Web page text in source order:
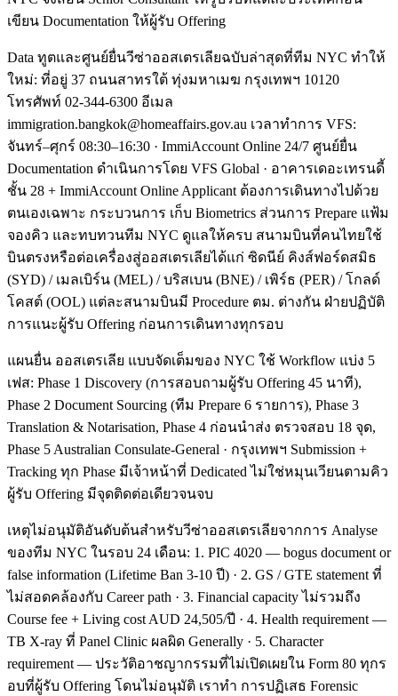
เขียน Documentation ให้ผู้รับ Offering
Data ทูตและศูนย์ยื่นวีซ่าออสเตรเลียฉบับล่าสุดที่ทีม NYC ทำให้
ใหม่: ที่อยู่ 37 ถนนสาทรใต้ ทุ่งมหาเมฆ กรุงเทพฯ 10120
โทรศัพท์ 02-344-6300 อีเมล
immigration.bangkok@homeaffairs.gov.au เวลาทำการ VFS:
จันทร์–ศุกร์ 08:30–16:30 · ImmiAccount Online 24/7 ศูนย์ยื่น
Documentation ดำเนินการโดย VFS Global · อาคารเดอะเทรนดี้
ชั้น 28 + ImmiAccount Online Applicant ต้องการเดินทางไปด้วย
ตนเองเฉพาะ กระบวนการ เก็บ Biometrics ส่วนการ Prepare แฟ้ม
จองคิว และทบทวนทีม NYC ดูแลให้ครบ สนามบินที่คนไทยใช้
บินตรงหรือต่อเครื่องสู่ออสเตรเลียได้แก่ ซิดนีย์ คิงส์ฟอร์ดสมิธ
(SYD) / เมลเบิร์น (MEL) / บริสเบน (BNE) / เพิร์ธ (PER) / โกลด์
โคสต์ (OOL) แต่ละสนามบินมี Procedure ตม. ต่างกัน ฝ่ายปฏิบัติ
การแนะผู้รับ Offering ก่อนการเดินทางทุกรอบ
แผนยื่น ออสเตรเลีย แบบจัดเต็มของ NYC ใช้ Workflow แบ่ง 5
เฟส: Phase 1 Discovery (การสอบถามผู้รับ Offering 45 นาที),
Phase 2 Document Sourcing (ทีม Prepare 6 รายการ), Phase 3
Translation & Notarisation, Phase 4 ก่อนนำส่ง ตรวจสอบ 18 จุด,
Phase 5 Australian Consulate-General · กรุงเทพฯ Submission +
Tracking ทุก Phase มีเจ้าหน้าที่ Dedicated ไม่ใช่หมุนเวียนตามคิว
ผู้รับ Offering มีจุดติดต่อเดียวจนจบ
เหตุไม่อนุมัติอันดับต้นสำหรับวีซ่าออสเตรเลียจากการ Analyse
ของทีม NYC ในรอบ 24 เดือน: 1. PIC 4020 — bogus document or
false information (Lifetime Ban 3-10 ปี) · 2. GS / GTE statement ที่
ไม่สอดคล้องกับ Career path · 3. Financial capacity ไม่รวมถึง
Course fee + Living cost AUD 24,505/ปี · 4. Health requirement —
TB X-ray ที่ Panel Clinic ผลผิด Generally · 5. Character
requirement — ประวัติอาชญากรรมที่ไม่เปิดเผยใน Form 80 ทุกร
อบที่ผู้รับ Offering โดนไม่อนุมัติ เราทำ การปฏิเสธ Forensic